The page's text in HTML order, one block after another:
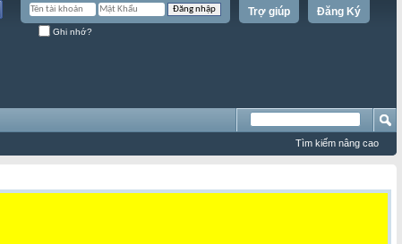
Đăng Ký
Trợ giúp
Ghi nhớ?
Tìm kiếm nâng cao